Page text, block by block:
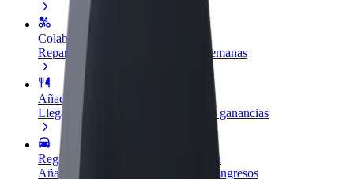
Colaborar como repartidor
Reparte comida y cobra todas las semanas
Añadir un restaurante o tienda
Llega a más clientes y maximiza tus ganancias
Registrarse como propietario de flota
Añade tu flota a Bolt y potencia tus ingresos